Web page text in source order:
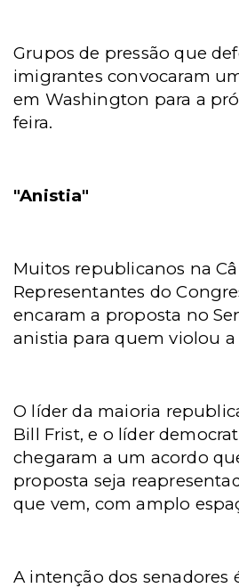
Grupos de pressão que
imigrantes convocaram
em Washington para a
feira.
"Anistia"
Muitos republicanos na
Representantes do
encaram a proposta no
anistia para quem violou a
O líder da maioria
Bill Frist, e o líder
chegaram a um acordo
proposta seja
que vem, com amplo
A intenção dos senadores